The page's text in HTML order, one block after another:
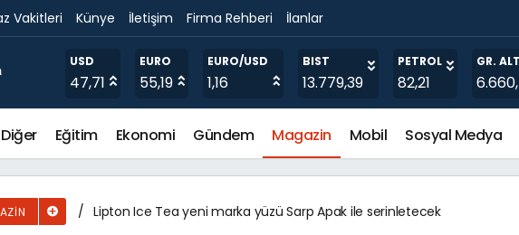
Vakitleri Künye İletişim Firma Rehberi İlanlar
USD
47,71
EURO
55,19
EURO/USD
1,16
BIST
13.779,39
PETROL
82,21
GR.
Diğer Eğitim Ekonomi Gündem Magazin Mobil Sosyal Medya
Lipton Ice Tea yeni marka yüzü Sarp Apak ile serinletecek
arttırıyor